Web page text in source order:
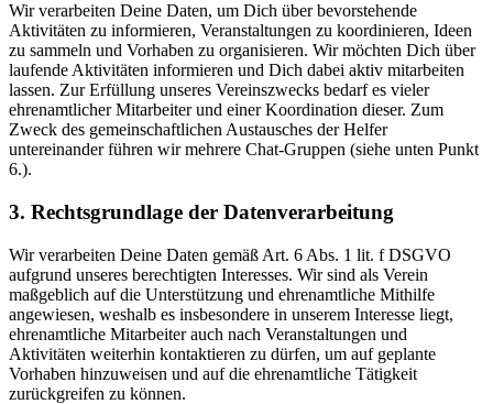
Wir verarbeiten Deine Daten, um Dich über bevorstehende
Aktivitäten zu informieren, Veranstaltungen zu koordinieren, Ideen
zu sammeln und Vorhaben zu organisieren. Wir möchten Dich über
laufende Aktivitäten informieren und Dich dabei aktiv mitarbeiten
lassen. Zur Erfüllung unseres Vereinszwecks bedarf es vieler
ehrenamtlicher Mitarbeiter und einer Koordination dieser. Zum
Zweck des gemeinschaftlichen Austausches der Helfer
untereinander führen wir mehrere Chat-Gruppen (siehe unten Punkt
6.).
3. Rechtsgrundlage der Datenverarbeitung
Wir verarbeiten Deine Daten gemäß Art. 6 Abs. 1 lit. f DSGVO
aufgrund unseres berechtigten Interesses. Wir sind als Verein
maßgeblich auf die Unterstützung und ehrenamtliche Mithilfe
angewiesen, weshalb es insbesondere in unserem Interesse liegt,
ehrenamtliche Mitarbeiter auch nach Veranstaltungen und
Aktivitäten weiterhin kontaktieren zu dürfen, um auf geplante
Vorhaben hinzuweisen und auf die ehrenamtliche Tätigkeit
zurückgreifen zu können.